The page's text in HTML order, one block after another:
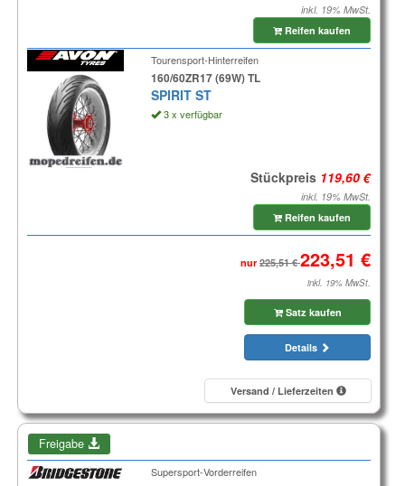
inkl. 19% MwSt.
Reifen kaufen
Tourensport-Hinterreifen
160/60ZR17 (69W) TL
SPIRIT ST
3 x verfügbar
Stückpreis
inkl. 19% MwSt.
Reifen kaufen
nur
inkl. 19% MwSt.
Satz kaufen
Details
Versand / Lieferzeiten
Freigabe
Supersport-Vorderreifen